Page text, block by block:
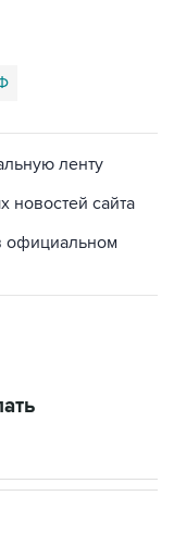
ленту
новостей сайта
официальном